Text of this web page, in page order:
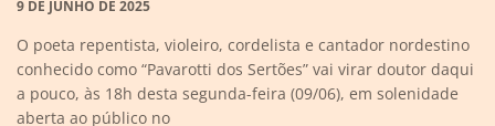
9 DE JUNHO DE 2025
O poeta repentista, violeiro, cordelista e cantador nordestino
conhecido como “Pavarotti dos Sertões” vai virar doutor daqui
a pouco, às 18h desta segunda-feira (09/06), em solenidade
aberta ao público no